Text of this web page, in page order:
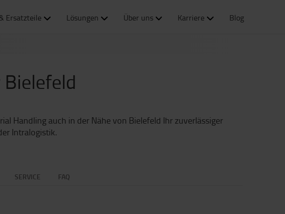
Ersatzteile Lösungen Über uns Karriere Blog
Handling auch in der Nähe von Bielefeld Ihr zuverlässiger
Intralogistik.
SERVICE FAQ